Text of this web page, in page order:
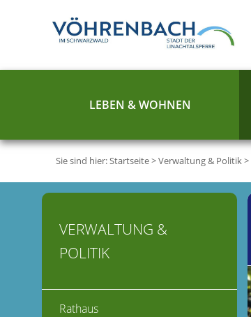
LEBEN & WOHNEN
Sie sind hier:Startseite>Verwaltung & Politik>
VERWALTUNG &
POLITIK
Rathaus